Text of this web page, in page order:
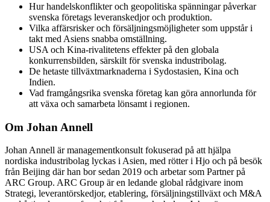
Hur handelskonflikter och geopolitiska spänningar påverkar
svenska företags leveranskedjor och produktion.
Vilka affärsrisker och försäljningsmöjligheter som uppstår i
takt med Asiens snabba omställning.
USA och Kina-rivalitetens effekter på den globala
konkurrensbilden, särskilt för svenska industribolag.
De hetaste tillväxtmarknaderna i Sydostasien, Kina och
Indien.
Vad framgångsrika svenska företag kan göra annorlunda för
att växa och samarbeta lönsamt i regionen.
Om Johan Annell
Johan Annell är managementkonsult fokuserad på att hjälpa
nordiska industribolag lyckas i Asien, med rötter i Hjo och på besök
från Beijing där han bor sedan 2019 och arbetar som Partner på
ARC Group. ARC Group är en ledande global rådgivare inom
Strategi, leverantörskedjor, etablering, försäljningstillväxt och M&A